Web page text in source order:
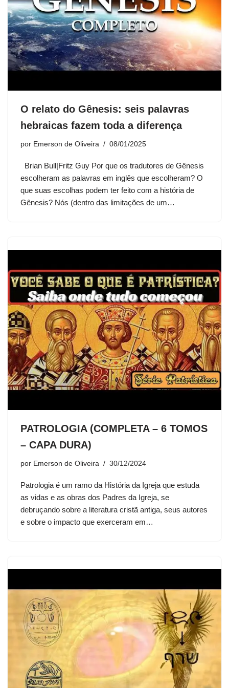
O relato do Gênesis: seis palavras
hebraicas fazem toda a diferença
por Emerson de Oliveira 08/01/2025
Brian Bull|Fritz Guy Por que os tradutores de Gênesis
escolheram as palavras em inglês que escolheram? O
que suas escolhas podem ter feito com a história de
Gênesis? Nós (dentro das limitações de um…
PATROLOGIA (COMPLETA – 6 TOMOS
– CAPA DURA)
por Emerson de Oliveira 30/12/2024
Patrologia é um ramo da História da Igreja que estuda
as vidas e as obras dos Padres da Igreja, se
debruçando sobre a literatura cristã antiga, seus autores
e sobre o impacto que exerceram em…